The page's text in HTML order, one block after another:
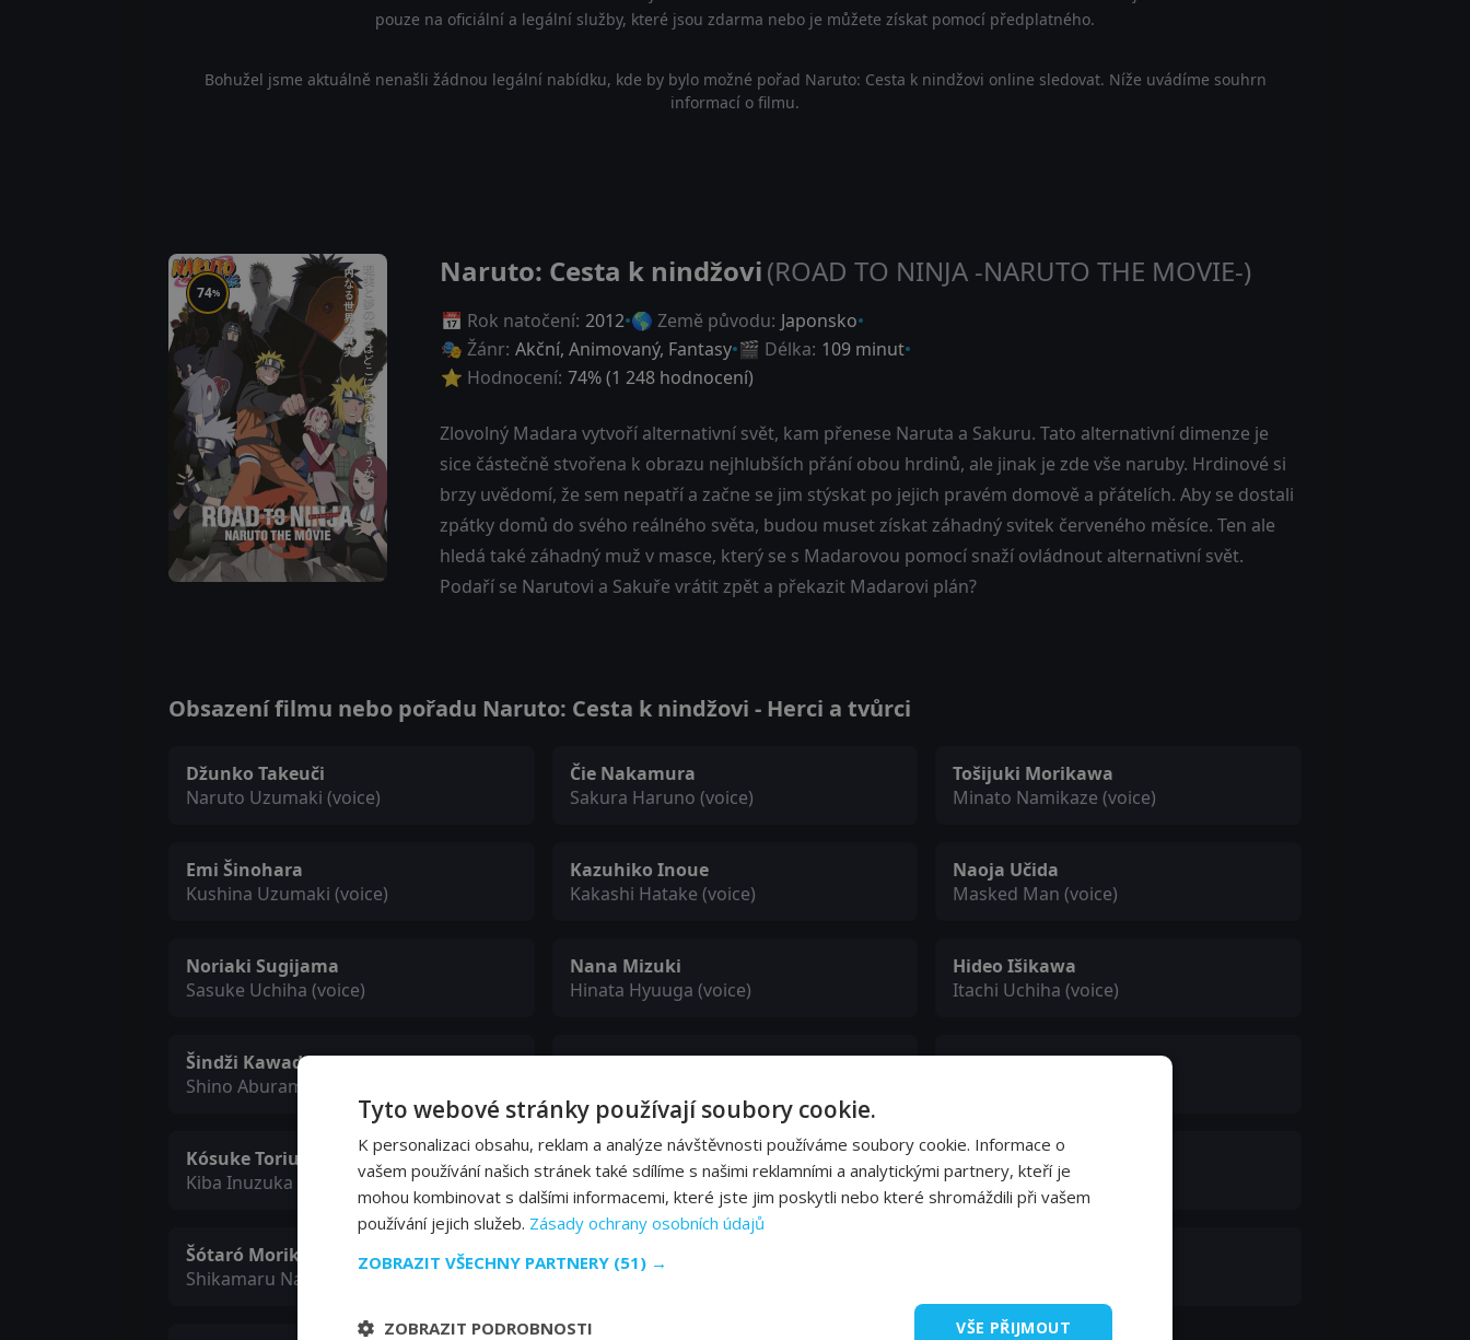
pouze na oficiální a legální služby, které jsou zdarma nebo je můžete získat pomocí předplatného.
Bohužel jsme aktuálně nenašli žádnou legální nabídku, kde by bylo možné pořad Naruto: Cesta k nindžovi online sledovat. Níže uvádíme souhrn
informací o filmu.
74%
Naruto: Cesta k nindžovi(ROAD TO NINJA -NARUTO THE MOVIE-)
📅 Rok natočení: 2012 🌎 Země původu: Japonsko
🎭 Žánr: Akční, Animovaný, Fantasy 🎬 Délka: 109 minut
⭐ Hodnocení: 74% (1 248 hodnocení)
Zlovolný Madara vytvoří alternativní svět, kam přenese Naruta a Sakuru. Tato alternativní dimenze je
sice částečně stvořena k obrazu nejhlubších přání obou hrdinů, ale jinak je zde vše naruby. Hrdinové si
brzy uvědomí, že sem nepatří a začne se jim stýskat po jejich pravém domově a přátelích. Aby se dostali
zpátky domů do svého reálného světa, budou muset získat záhadný svitek červeného měsíce. Ten ale
hledá také záhadný muž v masce, který se s Madarovou pomocí snaží ovládnout alternativní svět.
Podaří se Narutovi a Sakuře vrátit zpět a překazit Madarovi plán?
Obsazení filmu nebo pořadu Naruto: Cesta k nindžovi - Herci a tvůrci
Džunko Takeuči
Naruto Uzumaki (voice)
Čie Nakamura
Sakura Haruno (voice)
Tošijuki Morikawa
Minato Namikaze (voice)
Emi Šinohara
Kushina Uzumaki (voice)
Kazuhiko Inoue
Kakashi Hatake (voice)
Naoja Učida
Masked Man (voice)
Noriaki Sugijama
Sasuke Uchiha (voice)
Nana Mizuki
Hinata Hyuuga (voice)
Hideo Išikawa
Itachi Uchiha (voice)
Šindži Kawada
Shino Aburame (voice)
Kacuhiko Kawamoto
Masaki Terasoma
Kósuke Toriumi
Kiba Inuzuka (voice)
Teššó Genda
Kurama (voice)
Hóčú Ócuka
Jiraya (voice)
Šótaró Morikubo
Shikamaru Nara (voice)
Takaja Haši
Kakuzu (voice)
Tyto webové stránky používají soubory cookie.
K personalizaci obsahu, reklam a analýze návštěvnosti používáme soubory cookie. Informace o
vašem používání našich stránek také sdílíme s našimi reklamními a analytickými partnery, kteří je
mohou kombinovat s dalšími informacemi, které jste jim poskytli nebo které shromáždili při vašem
používání jejich služeb. Zásady ochrany osobních údajů
ZOBRAZIT VŠECHNY PARTNERY (51) →
VŠE PŘIJMOUT
ZOBRAZIT PODROBNOSTI